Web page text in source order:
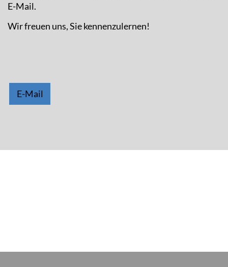
E-Mail.
Wir freuen uns, Sie kennenzulernen!
E-Mail